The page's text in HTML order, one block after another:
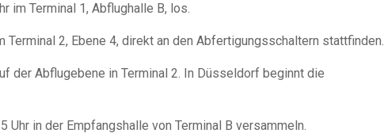
im Terminal 1, Abflughalle B, los.
Terminal 2, Ebene 4, direkt an den Abfertigungsschaltern stattfinden.
der Abflugebene in Terminal 2. In Düsseldorf beginnt die
in der Empfangshalle von Terminal B versammeln.